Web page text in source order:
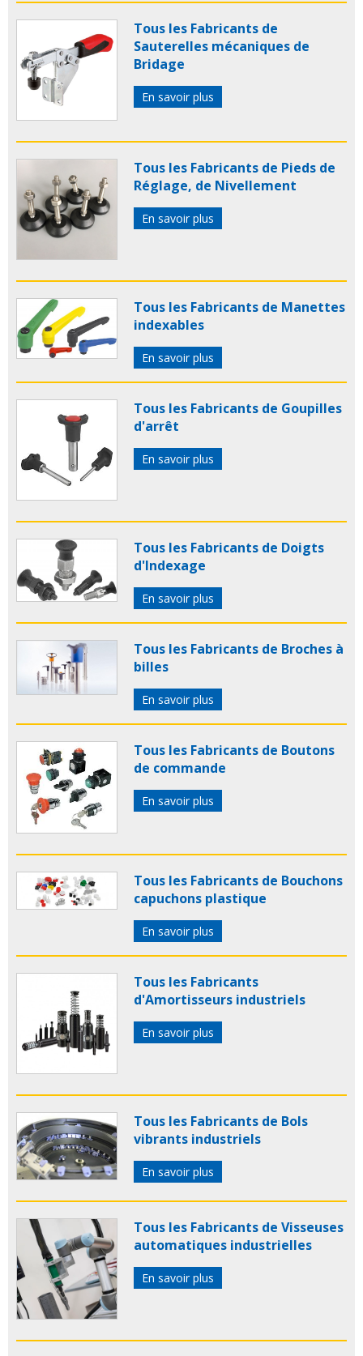
Tous les Fabricants de
Sauterelles mécaniques de
Bridage
En savoir plus
Tous les Fabricants de Pieds de
Réglage, de Nivellement
En savoir plus
Tous les Fabricants de Manettes
indexables
En savoir plus
Tous les Fabricants de Goupilles
d'arrêt
En savoir plus
Tous les Fabricants de Doigts
d'Indexage
En savoir plus
Tous les Fabricants de Broches à
billes
En savoir plus
Tous les Fabricants de Boutons
de commande
En savoir plus
Tous les Fabricants de Bouchons
capuchons plastique
En savoir plus
Tous les Fabricants
d'Amortisseurs industriels
En savoir plus
Tous les Fabricants de Bols
vibrants industriels
En savoir plus
Tous les Fabricants de Visseuses
automatiques industrielles
En savoir plus